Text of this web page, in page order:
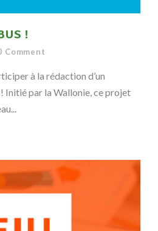
!
Comment
à la rédaction d’un
Initié par la Wallonie, ce projet